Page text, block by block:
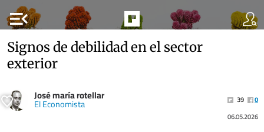
menu_open
Signos de debilidad en el sector
exterior
José maría rotellar
El Economista 39
0
06.05.2026